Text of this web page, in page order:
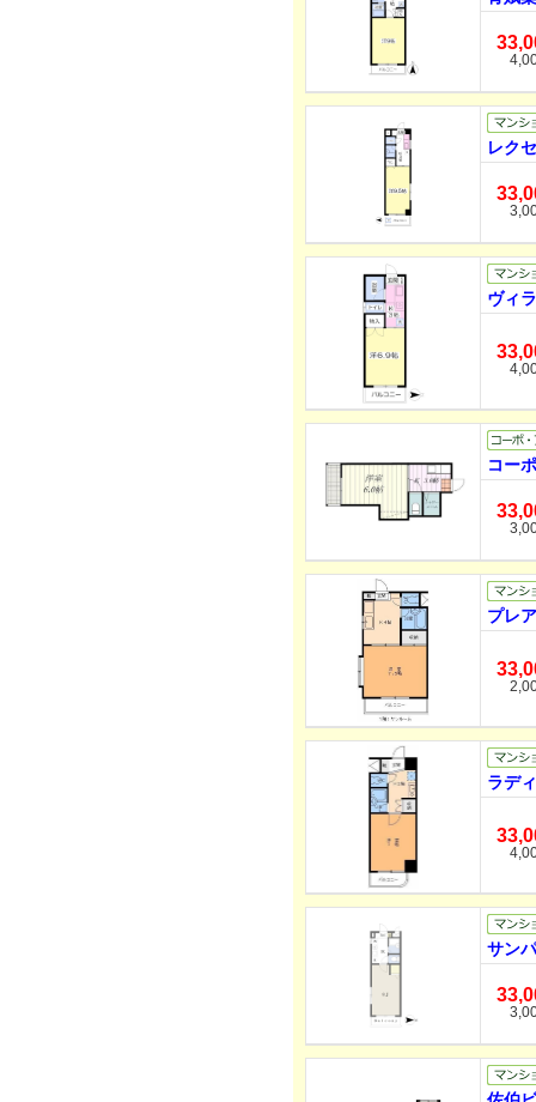
レク
ヴィ
コー
プレ
ラデ
サン